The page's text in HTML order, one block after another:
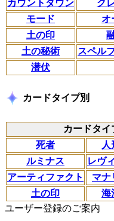
カウントダウン
ク
モード
オ
土の印
土の秘術
スペル
潜伏
カードタイプ別
カードタイ
死者
人
ルミナス
レヴ
アーティファクト
マナ
土の印
海
ユーザー登録のご案内